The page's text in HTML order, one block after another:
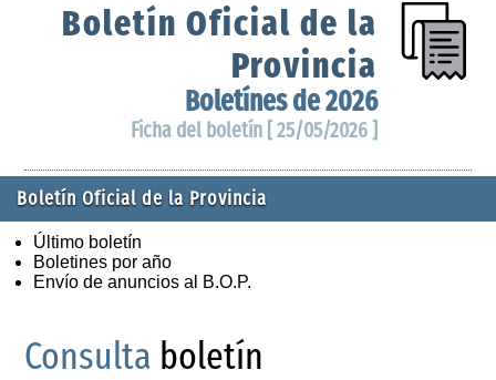
Boletín Oficial de la
Provincia
Boletínes de 2026
Ficha del boletín [ 25/05/2026 ]
Boletín Oficial de la Provincia
Último boletín
Boletines por año
Envío de anuncios al B.O.P.
Consulta boletín